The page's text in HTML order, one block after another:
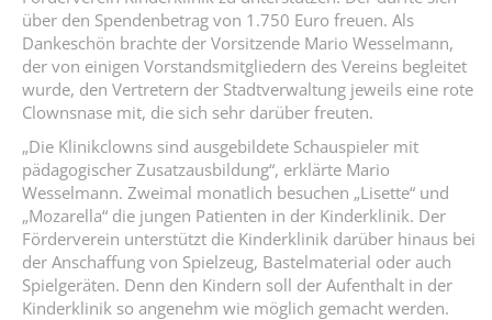
über den Spendenbetrag von 1.750 Euro freuen. Als
Dankeschön brachte der Vorsitzende Mario Wesselmann,
der von einigen Vorstandsmitgliedern des Vereins begleitet
wurde, den Vertretern der Stadtverwaltung jeweils eine rote
Clownsnase mit, die sich sehr darüber freuten.
„Die Klinikclowns sind ausgebildete Schauspieler mit
pädagogischer Zusatzausbildung“, erklärte Mario
Wesselmann. Zweimal monatlich besuchen „Lisette“ und
„Mozarella“ die jungen Patienten in der Kinderklinik. Der
Förderverein unterstützt die Kinderklinik darüber hinaus bei
der Anschaffung von Spielzeug, Bastelmaterial oder auch
Spielgeräten. Denn den Kindern soll der Aufenthalt in der
Kinderklinik so angenehm wie möglich gemacht werden.